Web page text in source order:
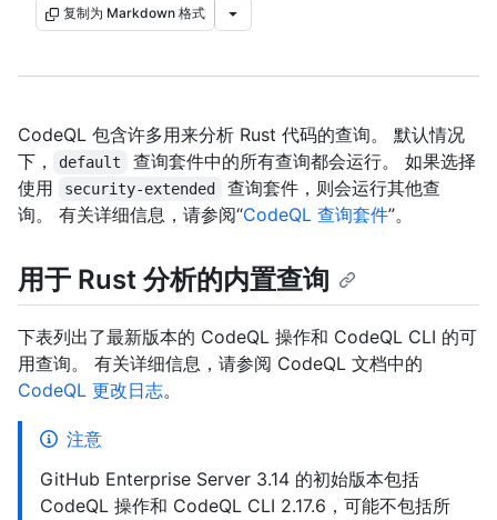
复制为 Markdown 格式
CodeQL 包含许多用来分析 Rust 代码的查询。 默认情况
下，
default
查询套件中的所有查询都会运行。 如果选择
使用
security-extended
查询套件，则会运行其他查
询。 有关详细信息，请参阅“CodeQL 查询套件”。
用于 Rust 分析的内置查询
下表列出了最新版本的 CodeQL 操作和 CodeQL CLI 的可
用查询。 有关详细信息，请参阅 CodeQL 文档中的
CodeQL 更改日志。
注意
GitHub Enterprise Server 3.14 的初始版本包括
CodeQL 操作和 CodeQL CLI 2.17.6，可能不包括所